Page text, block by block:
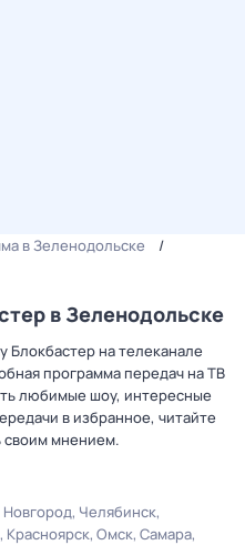
в Зеленодольске
в Зеленодольске
Блокбастер на телеканале
программа передач на ТВ
любимые шоу, интересные
в избранное, читайте
своим мнением.
Челябинск
Красноярск Омск Самара